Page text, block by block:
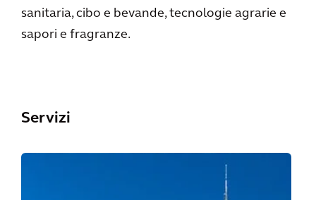
sanitaria, cibo e bevande, tecnologie agrarie e
sapori e fragranze.
Servizi